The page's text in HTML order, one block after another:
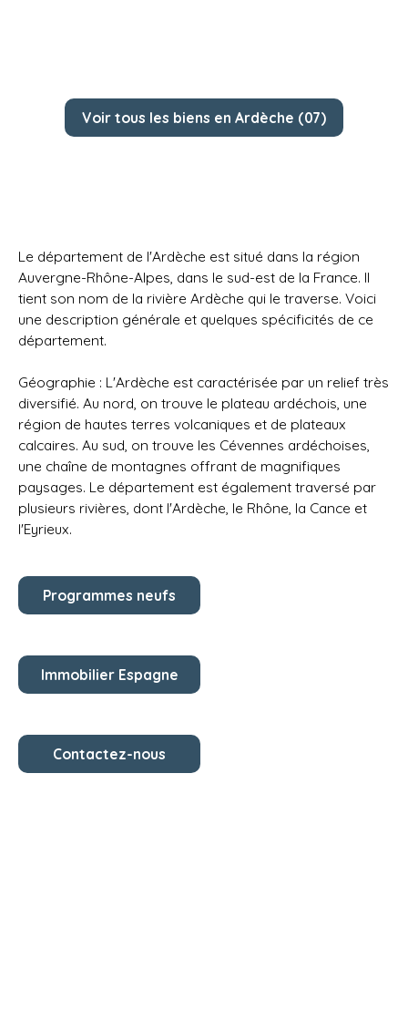
Voir tous les biens en Ardèche (07)
Le département de l'Ardèche est situé dans la région
Auvergne-Rhône-Alpes, dans le sud-est de la France. Il
tient son nom de la rivière Ardèche qui le traverse. Voici
une description générale et quelques spécificités de ce
département.
Géographie : L'Ardèche est caractérisée par un relief très
diversifié. Au nord, on trouve le plateau ardéchois, une
région de hautes terres volcaniques et de plateaux
calcaires. Au sud, on trouve les Cévennes ardéchoises,
une chaîne de montagnes offrant de magnifiques
paysages. Le département est également traversé par
plusieurs rivières, dont l'Ardèche, le Rhône, la Cance et
l'Eyrieux.
Programmes neufs
Immobilier Espagne
Contactez-nous